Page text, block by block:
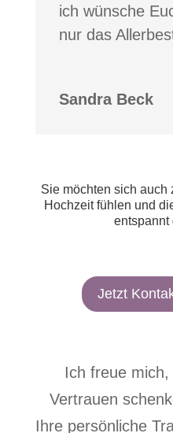
ich wünsche
nur das
Sandra Beck
Sie möchten sich auch
Hochzeit fühlen und
entspannt
Jetzt
Ich freue
Vertrauen
Ihre persönliche